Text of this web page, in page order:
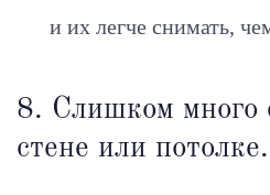
и их легче снимать,
8. Слишком много
стене или потолке.